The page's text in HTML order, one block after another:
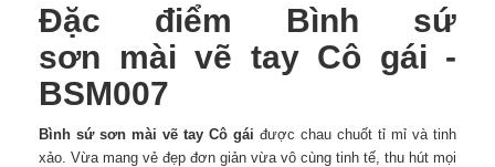
Đặc điểm Bình sứ
sơn mài vẽ tay Cô gái -
BSM007
Bình sứ sơn mài vẽ tay Cô gái được chau chuốt tỉ mỉ và tinh
xảo. Vừa mang vẻ đẹp đơn giản vừa vô cùng tinh tế, thu hút mọi